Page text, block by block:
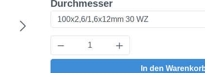
Durchmesserauswählen
Produkt Anzahl: Gib den
In den